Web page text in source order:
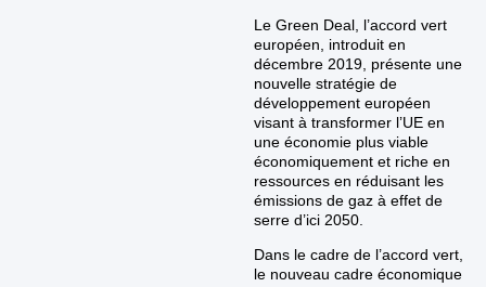
Le Green Deal, l’accord vert
européen, introduit en
décembre 2019, présente une
nouvelle stratégie de
développement européen
visant à transformer l’UE en
une économie plus viable
économiquement et riche en
ressources en réduisant les
émissions de gaz à effet de
serre d’ici 2050.
Dans le cadre de l’accord vert,
le nouveau cadre économique